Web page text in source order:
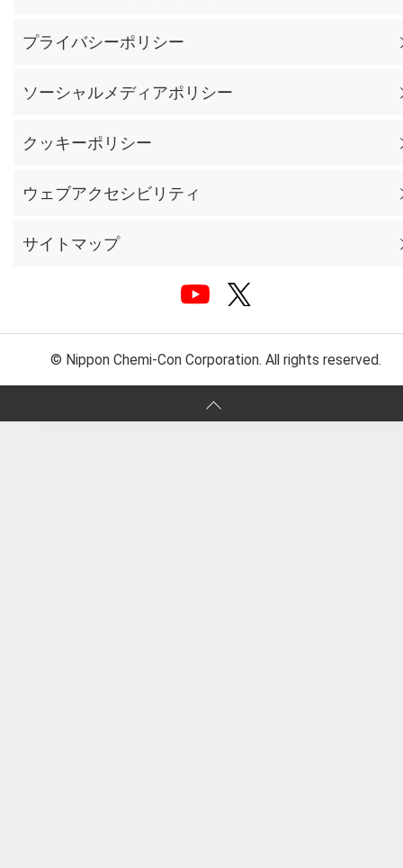
プライバシーポリシー
ソーシャルメディアポリシー
クッキーポリシー
ウェブアクセシビリティ
サイトマップ
© Nippon Chemi-Con Corporation. All rights reserved.